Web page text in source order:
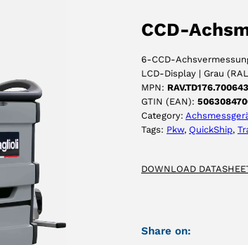
CCD-
6-CCD-
LCD-Display | Grau
MPN: RAV.TD176.700643
GTIN (EAN):
Category:
Tags: Pkw, QuickShip,
DOWNLOAD
Share on: